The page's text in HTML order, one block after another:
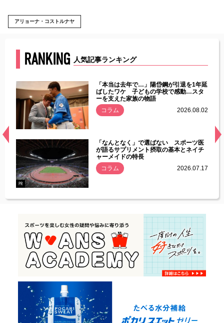
アリョーナ・コストルナヤ
RANKING 人気記事ランキング
常
「本当は去年で…」陽岱鋼が引退を1年延
ばしたワケ 子どもの学校で感動…スタ
ーを支えた家族の物語
コラム
2026.08.02
PR
「なんとなく」で選ばない スポーツ医
が語るサプリメント摂取の基本とネイチ
ャーメイドの特長
コラム
2026.07.17